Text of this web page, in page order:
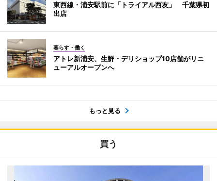
東西線・浦安駅前に「トライアル西友」 千葉県初
出店
暮らす・働く
アトレ新浦安、生鮮・デリショップ10店舗がリニ
ューアルオープンへ
もっと見る
買う